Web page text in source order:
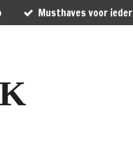
Musthaves voor